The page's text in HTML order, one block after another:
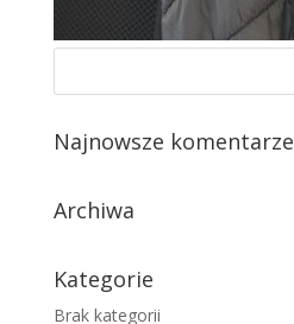
Najnowsze komentarze
Archiwa
Kategorie
Brak kategorii